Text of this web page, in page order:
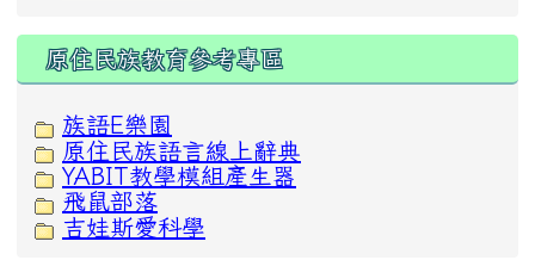
原住民族教育參考專區
族語E樂園
原住民族語言線上辭典
YABIT教學模組產生器
飛鼠部落
吉娃斯愛科學